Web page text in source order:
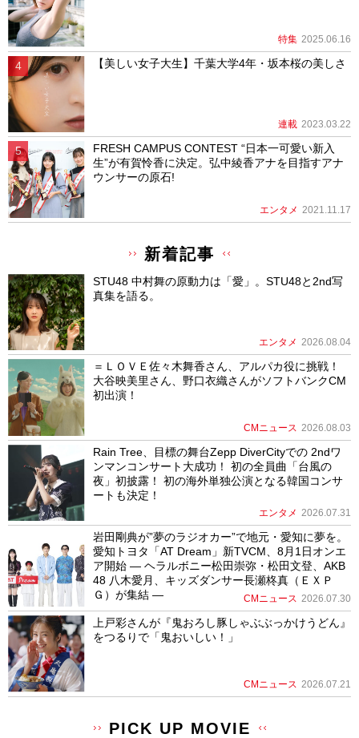
特集 2025.06.16
【美しい女子大生】千葉大学4年・坂本桜の美しさ
連載 2023.03.22
FRESH CAMPUS CONTEST “日本一可愛い新入
生”が有賀怜香に決定。弘中綾香アナを目指すアナ
ウンサーの原石!
エンタメ 2021.11.17
新着記事
STU48 中村舞の原動力は「愛」。STU48と2nd写
真集を語る。
エンタメ 2026.08.04
＝ＬＯＶＥ佐々木舞香さん、アルパカ役に挑戦！
大谷映美里さん、野口衣織さんがソフトバンクCM
初出演！
CMニュース 2026.08.03
Rain Tree、目標の舞台Zepp DiverCityでの 2ndワ
ンマンコンサート大成功！ 初の全員曲「台風の
夜」初披露！ 初の海外単独公演となる韓国コンサ
ートも決定！
エンタメ 2026.07.31
岩田剛典が”夢のラジオカー”で地元・愛知に夢を。
愛知トヨタ「AT Dream」新TVCM、8月1日オンエ
ア開始 ― ヘラルボニー松田崇弥・松田文登、AKB
48 八木愛月、キッズダンサー長瀬柊真（ＥＸＰ
Ｇ）が集結 ―
CMニュース 2026.07.30
上戸彩さんが『鬼おろし豚しゃぶぶっかけうどん』
をつるりで「鬼おいしい！」
CMニュース 2026.07.21
PICK UP MOVIE